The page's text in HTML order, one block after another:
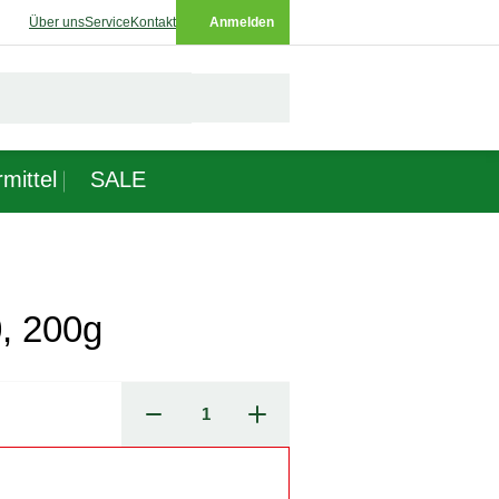
Über unsService Kontakt Anmelden
SALE
200g